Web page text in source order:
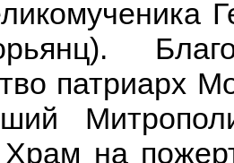
патриарх
на